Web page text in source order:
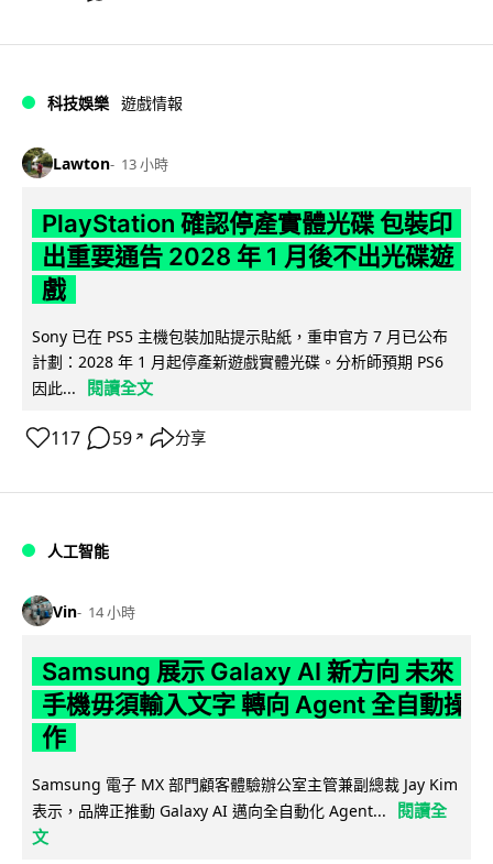
科技娛樂 遊戲情報
Lawton 13 小時
PlayStation 確認停產實體光碟 包裝印
出重要通告 2028 年 1 月後不出光碟遊
戲
Sony 已在 PS5 主機包裝加貼提示貼紙，重申官方 7 月已公布
計劃：2028 年 1 月起停產新遊戲實體光碟。分析師預期 PS6
因此...
閱讀全文
117 59 ↗ 分享
人工智能
Vin 14 小時
Samsung 展示 Galaxy AI 新方向 未來
手機毋須輸入文字 轉向 Agent 全自動操
作
Samsung 電子 MX 部門顧客體驗辦公室主管兼副總裁 Jay Kim
表示，品牌正推動 Galaxy AI 邁向全自動化 Agent...
閱讀全
文